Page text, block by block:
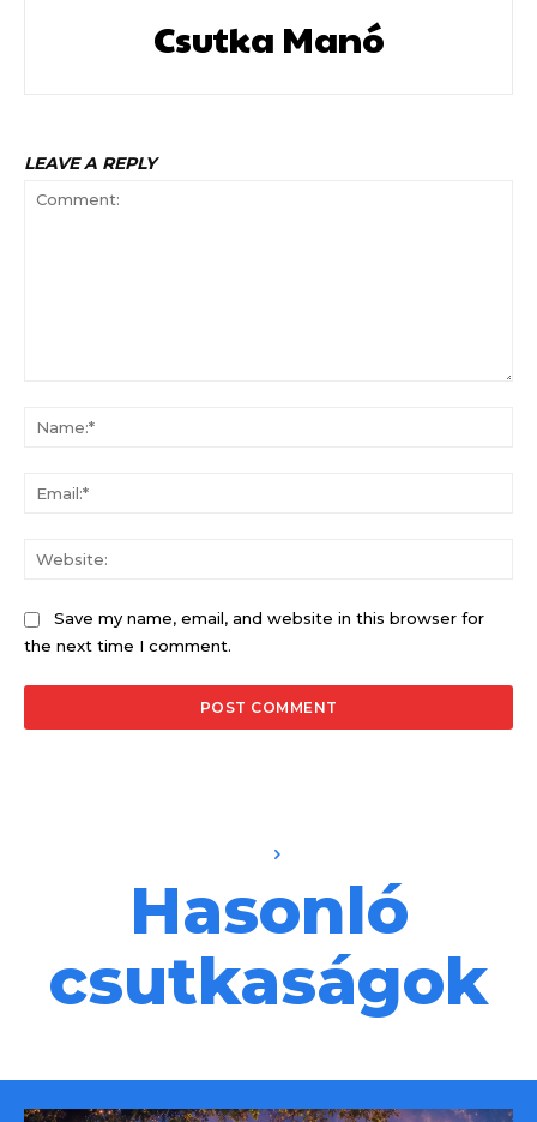
Csutka Manó
LEAVE A REPLY
Save my name, email, and website in this browser for
the next time I comment.
Hasonló
csutkaságok